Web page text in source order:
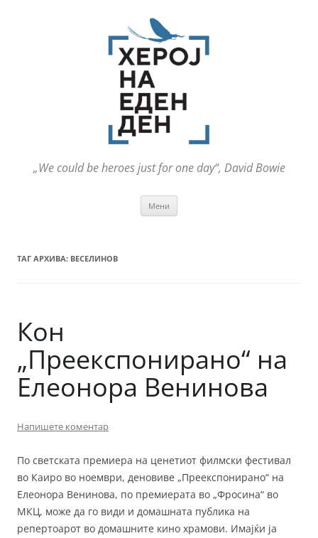
„We could be heroes just for one day“, David Bowie
Мени
ТАГ АРХИВА: ВЕСЕЛИНОВ
Кон
„Преекспонирано“ на
Елеонора Венинова
Напишете коментар
По светската премиера на ценетиот филмски фестивал
во Каиро во ноември, деновиве „Преекспонирано“ на
Елеонора Венинова, по премиерата во „Фросина“ во
МКЦ, може да го види и домашната публика на
репертоарот во домашните кино храмови. Имајќи ја